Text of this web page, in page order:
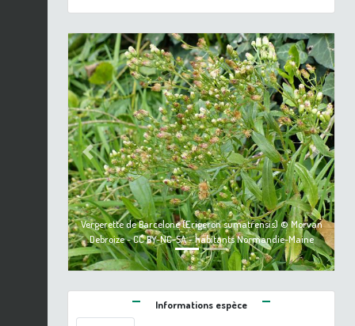
Vergerette de Barcelone (Erigeron sumatrensis) © Morvan
Debroize - CC BY-NC-SA - habitants Normandie-Maine
Previous Next
Informations espèce